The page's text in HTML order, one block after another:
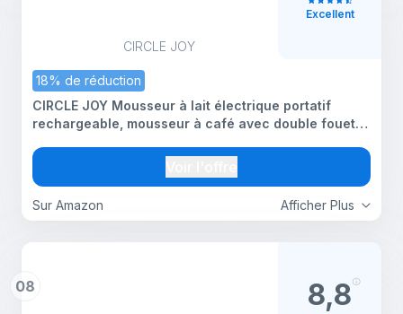
CIRCLE JOY
18% de réduction
Afficher Plus
Sur Amazon
CIRCLE JOY Mousseur à lait électrique portatif
rechargeable, mousseur à café avec double fouet à
pour café, chocolat chaud, cappuccino, frappé,
matcha
Excellent
08 8,8